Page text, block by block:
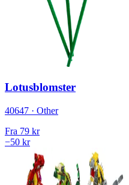
Lotusblomster
40647 · Other
Fra 79 kr
−50 kr